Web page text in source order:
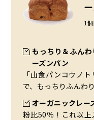
1個
もっちり＆ふん
ーズンパン
「山食パンコウノ
で、もっちりふんわ
オーガニックレー
粉比50％！これ以